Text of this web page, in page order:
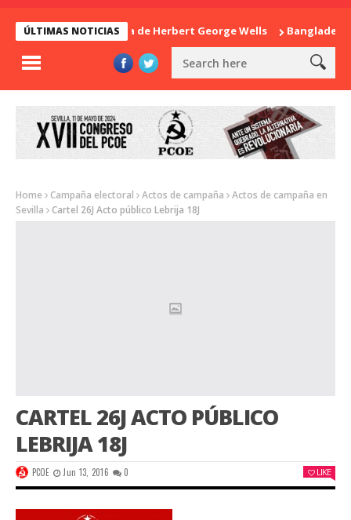
ÚLTIMAS NOTICIAS
La sorpresa de Herbert George Wells Bangladesh:
Home Campaña electoral Actos de campaña
Actos de campaña en
Sevilla
Cartel 26J Acto público Lebrija 18J
CARTEL 26J ACTO PÚBLICO
LEBRIJA 18J
PCOE Jun 13, 2016 0 LIKE